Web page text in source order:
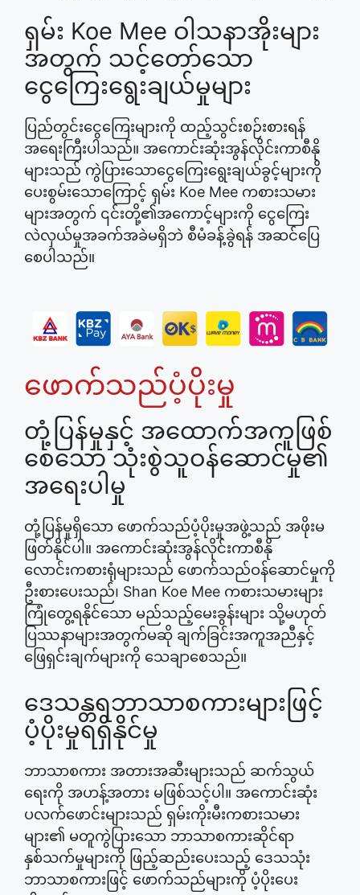
ရှမ်း Koe Mee ဝါသနာအိုးများ
အတွက် သင့်တော်သော
ငွေကြေးရွေးချယ်မှုများ
ပြည်တွင်းငွေကြေးများကို ထည့်သွင်းစဉ်းစားရန်
အရေးကြီးပါသည်။ အကောင်းဆုံးအွန်လိုင်းကာစီနို
များသည် ကွဲပြားသောငွေကြေးရွေးချယ်ခွင့်များကို
ပေးစွမ်းသောကြောင့် ရှမ်း Koe Mee ကစားသမား
များအတွက် ၎င်းတို့၏အကောင့်များကို ငွေကြေး
လဲလှယ်မှုအခက်အခဲမရှိဘဲ စီမံခန့်ခွဲရန် အဆင်ပြေ
စေပါသည်။
ဖောက်သည်ပံ့ပိုးမှု
တုံ့ပြန်မှုနှင့် အထောက်အကူဖြစ်
စေသော သုံးစွဲသူဝန်ဆောင်မှု၏
အရေးပါမှု
တုံ့ပြန်မှုရှိသော ဖောက်သည်ပံ့ပိုးမှုအဖွဲ့သည် အဖိုးမ
ဖြတ်နိုင်ပါ။ အကောင်းဆုံးအွန်လိုင်းကာစီနို
လောင်းကစားရုံများသည် ဖောက်သည်ဝန်ဆောင်မှုကို
ဦးစားပေးသည်၊ Shan Koe Mee ကစားသမားများ
ကြုံတွေ့ရနိုင်သော မည်သည့်မေးခွန်းများ သို့မဟုတ်
ပြဿနာများအတွက်မဆို ချက်ခြင်းအကူအညီနှင့်
ဖြေရှင်းချက်များကို သေချာစေသည်။
ဒေသန္တရဘာသာစကားများဖြင့်
ပံ့ပိုးမှုရရှိနိုင်မှု
ဘာသာစကား အတားအဆီးများသည် ဆက်သွယ်
ရေးကို အဟန့်အတား မဖြစ်သင့်ပါ။ အကောင်းဆုံး
ပလက်ဖောင်းများသည် ရှမ်းကိုးမီးကစားသမား
များ၏ မတူကွဲပြားသော ဘာသာစကားဆိုင်ရာ
နှစ်သက်မှုများကို ဖြည့်ဆည်းပေးသည့် ဒေသသုံး
ဘာသာစကားဖြင့် ဖောက်သည်များကို ပံ့ပိုးပေး